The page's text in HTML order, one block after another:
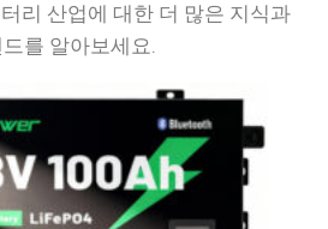
리 산업에 대한 더 많은 지식과
를 알아보세요.